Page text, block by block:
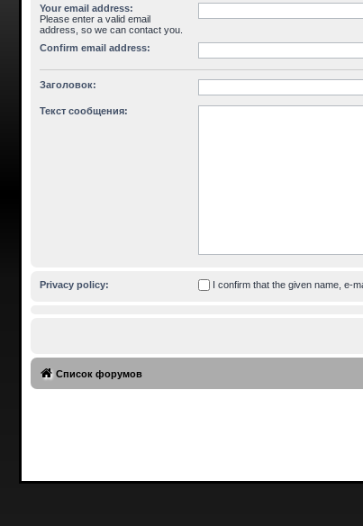
Your email address:
Please enter a valid email
address, so we can contact you.
Confirm email address:
Заголовок:
Текст сообщения:
Privacy policy: I confirm that the given name, e-
Список форумов